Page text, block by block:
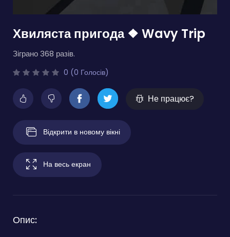
Хвиляста пригода ❖ Wavy Trip
Зіграно 368 разів.
0 (0 Голосів)
Не працює?
Відкрити в новому вікні
На весь екран
Опис: